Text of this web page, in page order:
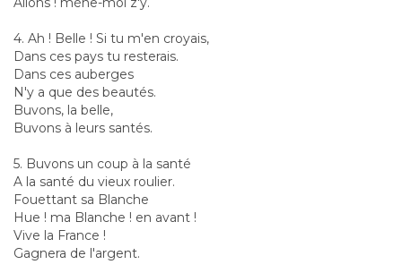
4. Ah ! Belle ! Si tu m'en croyais,
Dans ces pays tu resterais.
Dans ces auberges
N'y a que des beautés.
Buvons, la belle,
Buvons à leurs santés.
5. Buvons un coup à la santé
A la santé du vieux roulier.
Fouettant sa Blanche
Hue ! ma Blanche ! en avant !
Vive la France !
Gagnera de l'argent.